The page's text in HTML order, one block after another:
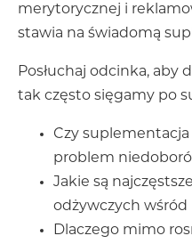
merytorycznej i
stawia na świadomą
Posłuchaj odcinka, aby
tak często sięgamy po
Czy suplementacja
problem
Jakie są
odżywczych wśród
Dlaczego mimo